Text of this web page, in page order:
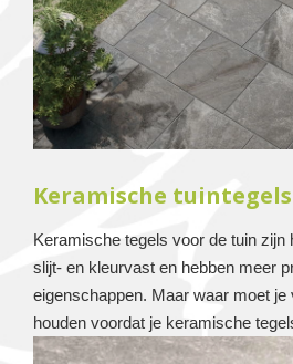
Keramische tuintegels
Keramische tegels voor de tuin zijn
slijt- en kleurvast en hebben meer
eigenschappen. Maar waar moet
houden voordat je keramische